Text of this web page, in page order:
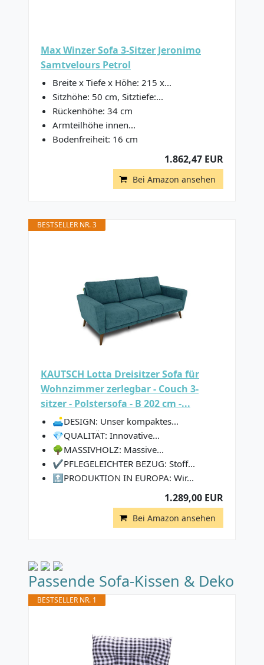
Max Winzer Sofa 3-Sitzer Jeronimo
Samtvelours Petrol
Breite x Tiefe x Höhe: 215 x...
Sitzhöhe: 50 cm, Sitztiefe:...
Rückenhöhe: 34 cm
Armteilhöhe innen...
Bodenfreiheit: 16 cm
1.862,47 EUR
Bei Amazon ansehen
BESTSELLER NR. 3
KAUTSCH Lotta Dreisitzer Sofa für
Wohnzimmer zerlegbar - Couch 3-
sitzer - Polstersofa - B 202 cm -...
🛋DESIGN: Unser kompaktes...
💎QUALITÄT: Innovative...
🌳MASSIVHOLZ: Massive...
✔PFLEGELEICHTER BEZUG: Stoff...
🔝PRODUKTION IN EUROPA: Wir...
1.289,00 EUR
Bei Amazon ansehen
Passende Sofa-Kissen & Deko
BESTSELLER NR. 1